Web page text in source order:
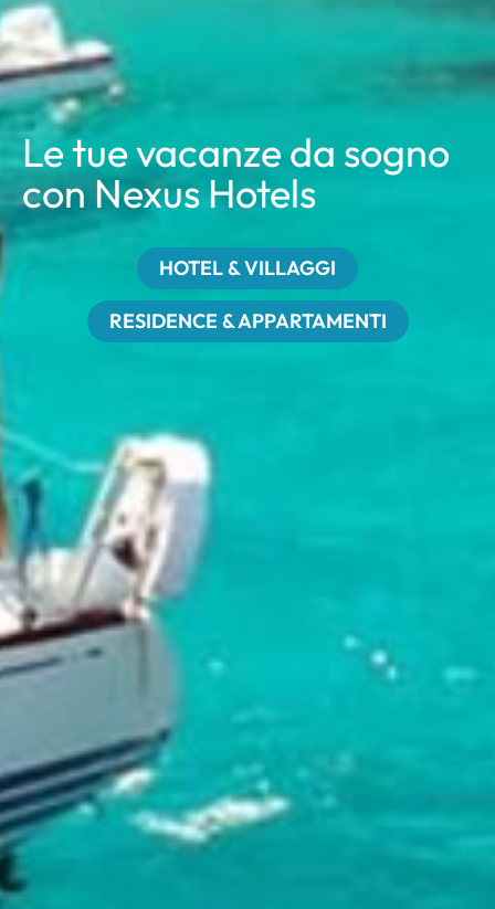
Le tue vacanze da sogno
con Nexus Hotels
HOTEL & VILLAGGI
RESIDENCE & APPARTAMENTI